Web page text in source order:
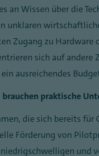
an Wissen über die
unklaren
Zugang zu
sich auf
ausreichendes
praktische
die sich bereits
Förderung von
und